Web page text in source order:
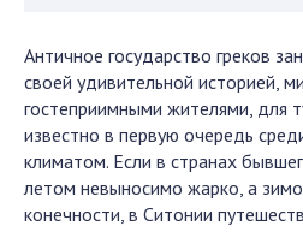
Античное государство греков
своей удивительной историей,
гостеприимными жителями, для
известно в первую очередь
климатом. Если в странах
летом невыносимо жарко, а
конечности, в Ситонии